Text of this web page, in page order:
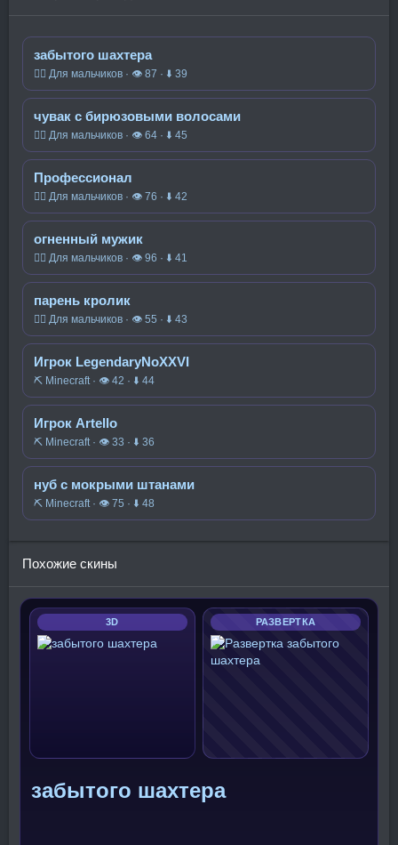
забытого шахтера
🧍‍♂️ Для мальчиков · 👁 87 · ⬇ 39
чувак с бирюзовыми волосами
🧍‍♂️ Для мальчиков · 👁 64 · ⬇ 45
Профессионал
🧍‍♂️ Для мальчиков · 👁 76 · ⬇ 42
огненный мужик
🧍‍♂️ Для мальчиков · 👁 96 · ⬇ 41
парень кролик
🧍‍♂️ Для мальчиков · 👁 55 · ⬇ 43
Игрок LegendaryNoXXVI
⛏️ Minecraft · 👁 42 · ⬇ 44
Игрок Artello
⛏️ Minecraft · 👁 33 · ⬇ 36
нуб с мокрыми штанами
⛏️ Minecraft · 👁 75 · ⬇ 48
Похожие скины
3D РАЗВЕРТКА
забытого шахтера